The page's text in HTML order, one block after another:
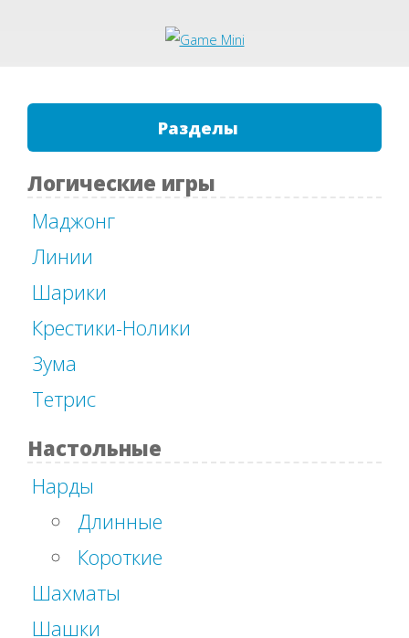
Разделы
Логические игры
Маджонг
Линии
Шарики
Крестики-Нолики
Зума
Тетрис
Настольные
Нарды
Длинные
Короткие
Шахматы
Шашки